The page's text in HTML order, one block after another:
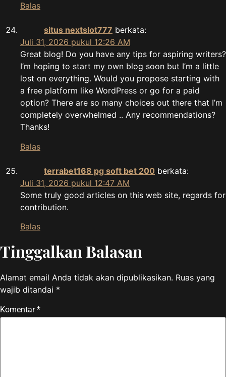
Balas
situs nextslot777 berkata:
Juli 31, 2026 pukul 12:26 AM
Great blog! Do you have any tips for aspiring writers?
I’m hoping to start my own blog soon but I’m a little
lost on everything. Would you propose starting with
a free platform like WordPress or go for a paid
option? There are so many choices out there that I’m
completely overwhelmed .. Any recommendations?
Thanks!
Balas
terrabet168 pg soft bet 200 berkata:
Juli 31, 2026 pukul 12:47 AM
Some truly good articles on this web site, regards for
contribution.
Balas
Tinggalkan Balasan
Alamat email Anda tidak akan dipublikasikan. Ruas yang
wajib ditandai *
Komentar*